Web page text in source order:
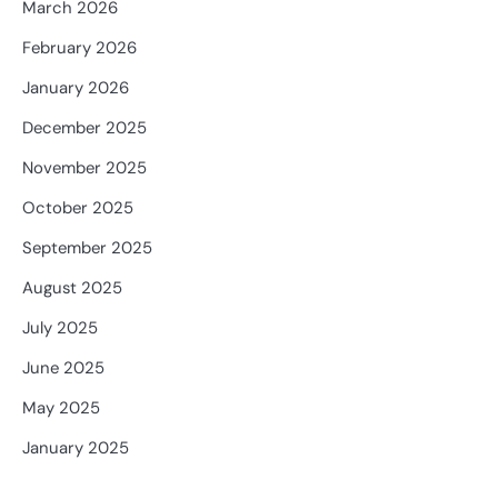
March 2026
February 2026
January 2026
December 2025
November 2025
October 2025
September 2025
August 2025
July 2025
June 2025
May 2025
January 2025